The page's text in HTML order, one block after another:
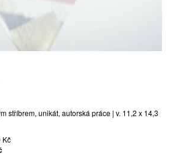
stříbrem, unikát, autorská práce | v. 11,2 x 14,3
Kč